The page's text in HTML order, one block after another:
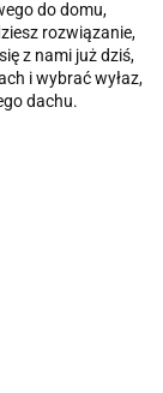
do domu,
rozwiązanie,
z nami już dziś,
i wybrać wyłaz,
dachu.